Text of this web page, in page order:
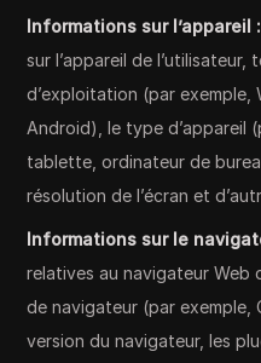
Informations sur l’appareil
sur l’appareil de l’utilisateur,
d’exploitation (par exemple,
Android), le type d’appareil
tablette, ordinateur de
résolution de l’écran et
Informations sur le
relatives au navigateur Web
de navigateur (par exemple,
version du navigateur, les